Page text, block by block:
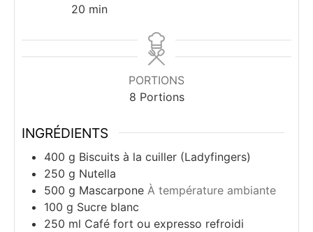
20minutes
min
PORTIONS
8 Portions
INGRÉDIENTS
400 g Biscuits à la cuiller (Ladyfingers)
250 g Nutella
500 g Mascarpone À température ambiante
100 g Sucre blanc
250 ml Café fort ou expresso refroidi